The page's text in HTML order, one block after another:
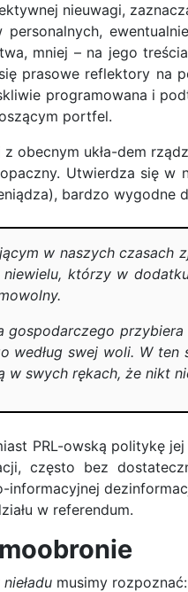
nieuwagi,
mniej – na jego
prasowe reflektory na
programowana i
portfel.
obecnym ukła-dem
Utwierdza się
bardzo wygodne
w naszych
którzy w
gospodarczego
według swej woli. W
w swych rękach, że nikt
PRL-owską politykę
często bez
w referendum.
musimy rozpoznać: